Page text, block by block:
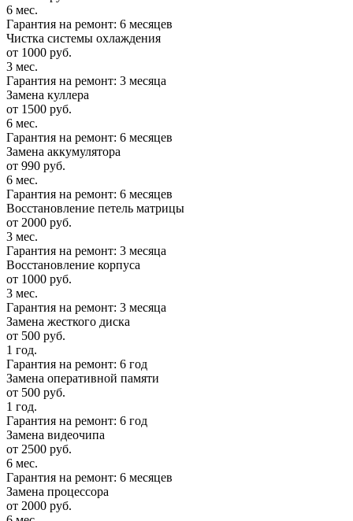
6 мес.
Гарантия на ремонт: 6 месяцев
Чистка системы охлаждения
от 1000 руб.
3 мес.
Гарантия на ремонт: 3 месяца
Замена куллера
от 1500 руб.
6 мес.
Гарантия на ремонт: 6 месяцев
Замена аккумулятора
от 990 руб.
6 мес.
Гарантия на ремонт: 6 месяцев
Восстановление петель матрицы
от 2000 руб.
3 мес.
Гарантия на ремонт: 3 месяца
Восстановление корпуса
от 1000 руб.
3 мес.
Гарантия на ремонт: 3 месяца
Замена жесткого диска
от 500 руб.
1 год.
Гарантия на ремонт: 6 год
Замена оперативной памяти
от 500 руб.
1 год.
Гарантия на ремонт: 6 год
Замена видеочипа
от 2500 руб.
6 мес.
Гарантия на ремонт: 6 месяцев
Замена процессора
от 2000 руб.